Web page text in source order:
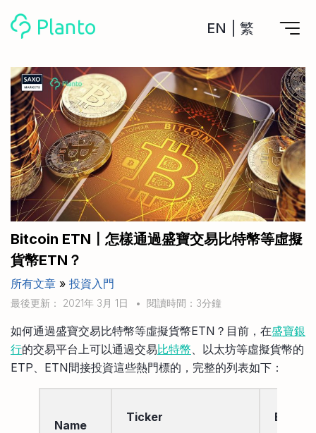
EN 繁
Planto功能
計劃買樓
計劃買樓第一步
全功能記賬
管理及分析所有戶口
管理MPF戶口
一次過管理所有強積金戶口
申請清卡數/私人貸款
CreFIT x Planto推廣優惠
工具
私人貸款
年利率/APR/年息比較
投資戶口 (美股)
比較最抵美股投資戶口
投資戶口 (港股)
比較最抵港股投資戶口
投資加密貨幣
比較最抵Crypto交易所
月供股票計劃
比較最抵月供計劃戶口
比較定存利率
信用卡
比較各種最優惠信用卡
關於我們
Academy
Marketplace
其他網站
手機App與理財資訊
商業解決方案
Bitcoin ETN〡怎樣通過盛寶交易比特幣等虛擬
貨幣ETN？
所有文章 » 投資入門
最後更新： 2021年 3月 1日 • 閱讀時間：3分鐘
如何通過盛寶交易比特幣等虛擬貨幣ETN？目前，在盛寶銀
行的交易平台上可以通過交易比特幣 、以太坊等虛擬貨幣的
ETP、ETN間接投資這些熱門標的，完整的列表如下：
Name
Ticker